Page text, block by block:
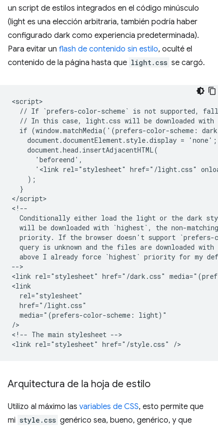
un script de estilos integrados en el código minúsculo
(light es una elección arbitraria, también podría haber
configurado dark como experiencia predeterminada).
Para evitar un flash de contenido sin estilo, oculté el
contenido de la página hasta que light.css se cargó.
<script>
// If `prefers-color-scheme` is not supported,
// In this case, light.css will be downloaded with
if (window.matchMedia('(prefers-color-scheme:
    document.documentElement.style.display = 'none';
    document.head.insertAdjacentHTML(
      'beforeend',
'<link rel="stylesheet" href="/light.css"
    );
  }
</script>
<!--
Conditionally either load the light or the dark
will be downloaded with `highest`, the non-
priority. If the browser doesn't support
query is unknown and the files are downloaded
above I already force `highest` priority for my
-->
<link rel="stylesheet" href="/dark.css"
<link
  rel="stylesheet"
  href="/light.css"
  media="(prefers-color-scheme: light)"
/>
<!-- The main stylesheet -->
Arquitectura de la hoja de estilo
Utilizo al máximo las variables de CSS, esto permite que
mi style.css genérico sea, bueno, genérico, y que